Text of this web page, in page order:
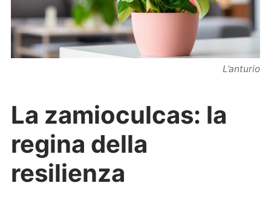
L’anturio
La zamioculcas: la
regina della
resilienza